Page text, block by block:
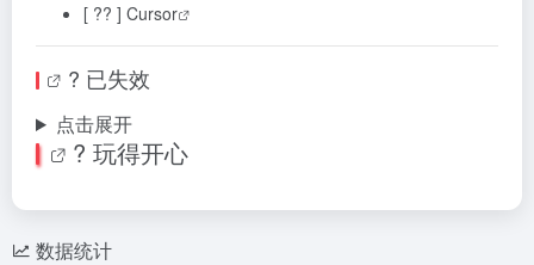
[ ?? ] Cursor
? 已失效
点击展开
? 玩得开心
数据统计